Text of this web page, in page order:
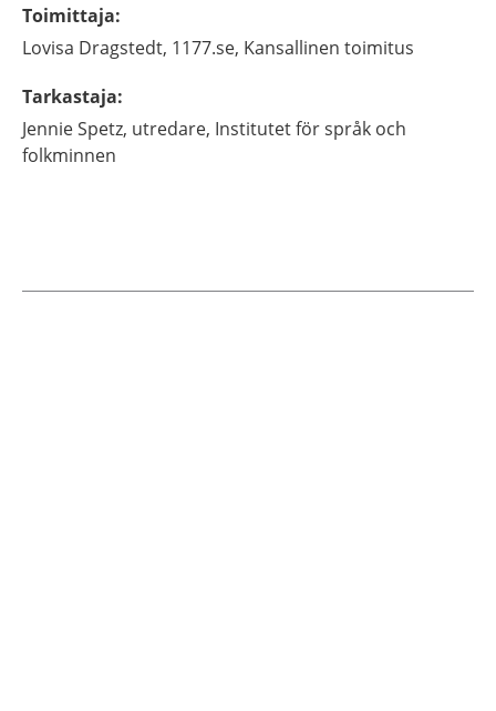
Toimittaja:
Lovisa Dragstedt, 1177.se, Kansallinen toimitus
Tarkastaja:
JennieSpetz, utredare, Institutet för språk och
folkminnen